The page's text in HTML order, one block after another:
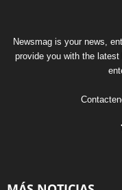
Newsmag is your news,
provide you with the